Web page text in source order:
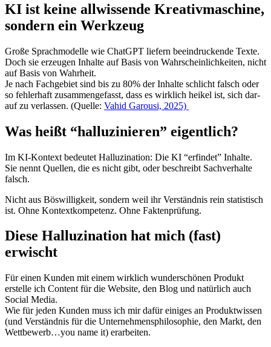
KI ist keine allwissende Kreativmaschine,
sondern ein Werkzeug
Gro­ße Sprach­mo­del­le wie ChatGPT lie­fern beein­dru­cken­de Tex­te.
Doch sie erzeu­gen Inhal­te auf Basis von Wahr­schein­lich­kei­ten, nicht
auf Basis von Wahr­heit.
Je nach Fach­ge­biet sind bis zu 80% der Inhal­te schlicht falsch oder
so feh­ler­haft zusam­men­ge­fasst, dass es wirk­lich hei­kel ist, sich dar­
auf zu ver­las­sen. (Quel­le: Vahid Garou­si, 2025)
Was heißt “halluzinieren” eigentlich?
Im KI-Kon­text bedeu­tet Hal­lu­zi­na­ti­on: Die KI “erfin­det” Inhal­te.
Sie nennt Quel­len, die es nicht gibt, oder beschreibt Sach­ver­hal­te
falsch.
Nicht aus Bös­wil­lig­keit, son­dern weil ihr Ver­ständ­nis rein sta­tis­tisch
ist. Ohne Kon­text­kom­pe­tenz. Ohne Fak­ten­prü­fung.
Diese Halluzination hat mich (fast)
erwischt
Für einen Kun­den mit einem wirk­lich wun­der­schö­nen Pro­dukt
erstel­le ich Con­tent für die Web­site, den Blog und natür­lich auch
Social Media.
Wie für jeden Kun­den muss ich mir dafür eini­ges an Pro­dukt­wis­sen
(und Ver­ständ­nis für die Unter­neh­mens­phi­lo­so­phie, den Markt, den
Wettbewerb…you name it) erar­bei­ten.